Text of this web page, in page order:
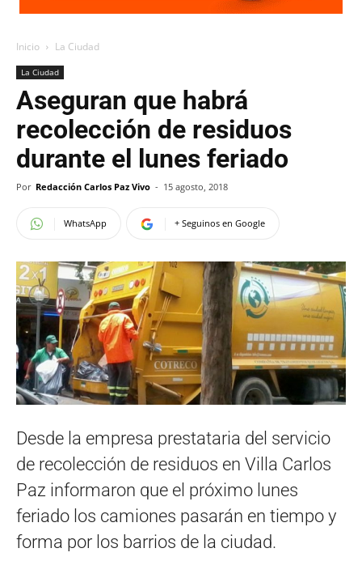
Inicio La Ciudad
La Ciudad
Aseguran que habrá
recolección de residuos
durante el lunes feriado
Por Redacción Carlos Paz Vivo - 15 agosto, 2018
WhatsApp + Seguinos en Google
Desde la empresa prestataria del servicio
de recolección de residuos en Villa Carlos
Paz informaron que el próximo lunes
feriado los camiones pasarán en tiempo y
forma por los barrios de la ciudad.